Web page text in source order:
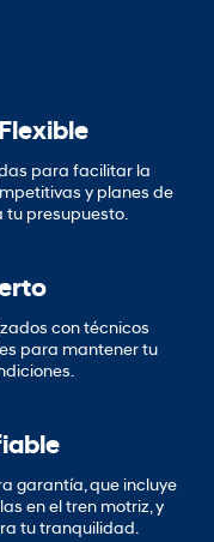
para facilitar la
y planes de
tu presupuesto.
con técnicos
para mantener tu
garantía, que incluye
en el tren motriz, y
tu tranquilidad.